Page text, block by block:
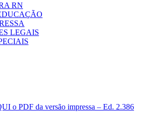
RN
LEGAIS
o PDF da versão impressa – Ed. 2.386